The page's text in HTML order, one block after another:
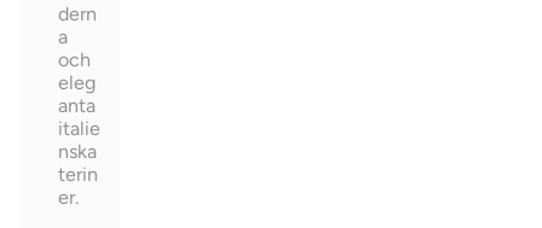
dern
a
och
eleg
anta
italie
nska
terin
er.